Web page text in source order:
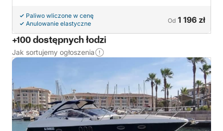
Paliwo wliczone w cenę
Anulowanie elastyczne
Od 1 196 zł
+100 dostępnych łodzi
Jak sortujemy ogłoszenia